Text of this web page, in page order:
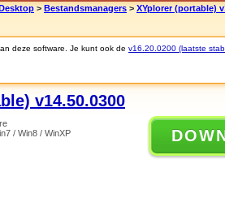
> Bestandsmanagers > XYplorer (portable)
deze software. Je kunt ook de v16.20.0200 (laatste
v14.50.0300
/ Win8 / WinXP